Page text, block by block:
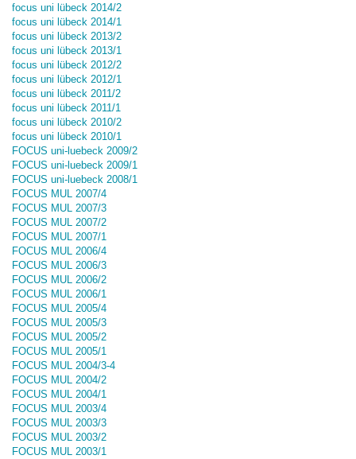
focus uni lübeck 2014/2
focus uni lübeck 2014/1
focus uni lübeck 2013/2
focus uni lübeck 2013/1
focus uni lübeck 2012/2
focus uni lübeck 2012/1
focus uni lübeck 2011/2
focus uni lübeck 2011/1
focus uni lübeck 2010/2
focus uni lübeck 2010/1
FOCUS uni-luebeck 2009/2
FOCUS uni-luebeck 2009/1
FOCUS uni-luebeck 2008/1
FOCUS MUL 2007/4
FOCUS MUL 2007/3
FOCUS MUL 2007/2
FOCUS MUL 2007/1
FOCUS MUL 2006/4
FOCUS MUL 2006/3
FOCUS MUL 2006/2
FOCUS MUL 2006/1
FOCUS MUL 2005/4
FOCUS MUL 2005/3
FOCUS MUL 2005/2
FOCUS MUL 2005/1
FOCUS MUL 2004/3-4
FOCUS MUL 2004/2
FOCUS MUL 2004/1
FOCUS MUL 2003/4
FOCUS MUL 2003/3
FOCUS MUL 2003/2
FOCUS MUL 2003/1